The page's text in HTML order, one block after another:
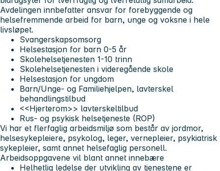
Avdelingen innbefatter ansvar for forebyggende og
helsefremmende arbeid for barn, unge og voksne i hele
livsløpet.
Svangerskapsomsorg
Helsestasjon for barn 0-5 år
Skolehelsetjenesten 1-10 trinn
Skolehelsetjenesten i videregående skole
Helsestasjon for ungdom
Barn/Unge- og Familiehjelpen, lavterskel
behandlingstilbud
<<Hjerterom>> lavterskeltilbud
Rus- og psykisk helsetjeneste (ROP)
Vi har et flerfaglig arbeidsmiljø som består av jordmor,
helsesykepleiere, psykolog, leger, vernepleier, psykiatrisk
sykepleier, samt annet helsefaglig personell.
Arbeidsoppgavene vil blant annet innebære
Helhetlig ledelse der utvikling av tjenestene er